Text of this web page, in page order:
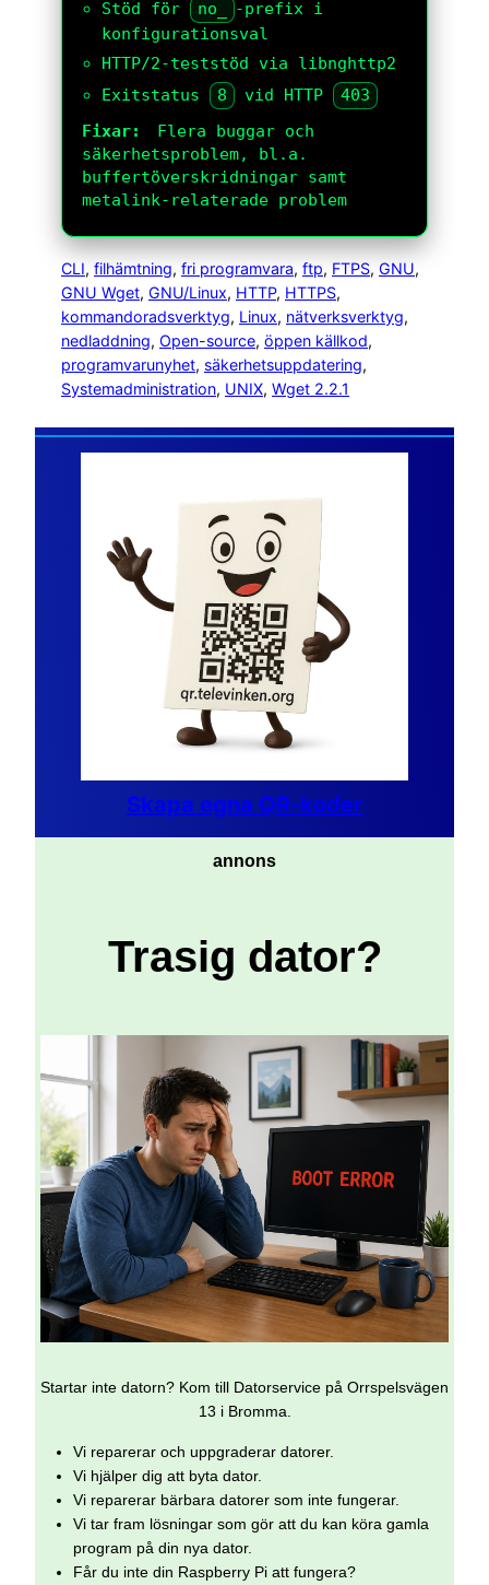
Stöd för no_
-prefix i
konfigurationsval
HTTP/2-teststöd via libnghttp2
Exitstatus
8 vid HTTP
403
Fixar:
Flera buggar och
säkerhetsproblem, bl.a.
buffertöverskridningar samt
metalink-relaterade problem
CLI, filhämtning, fri programvara, ftp, FTPS, GNU
GNU Wget, GNU/Linux, HTTP, HTTPS
kommandoradsverktyg, Linux, nätverksverktyg
nedladdning, Open-source, öppen källkod
programvarunyhet, säkerhetsuppdatering
Systemadministration, UNIX, Wget 2.2.1
Skapa egna QR-koder
annons
Trasig dator?
Startar inte datorn? Kom till Datorservice på Orrspelsvägen
13 i Bromma.
Vi reparerar och uppgraderar datorer.
Vi hjälper dig att byta dator.
Vi reparerar bärbara datorer som inte fungerar.
Vi tar fram lösningar som gör att du kan köra gamla
program på din nya dator.
Får du inte din Raspberry Pi att fungera?